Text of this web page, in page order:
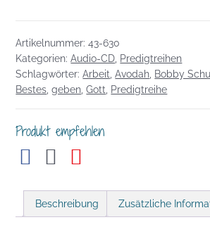
Gib
Gott
Dein
Bestes!
Artikelnummer:43-630
Kategorien:Audio-CD Predigtreihen
Schlagwörter:Arbeit ,Avodah Bobby
Bestes ,geben ,Gott Predigtreihe
Produkt empfehlen
Beschreibung Zusätzliche